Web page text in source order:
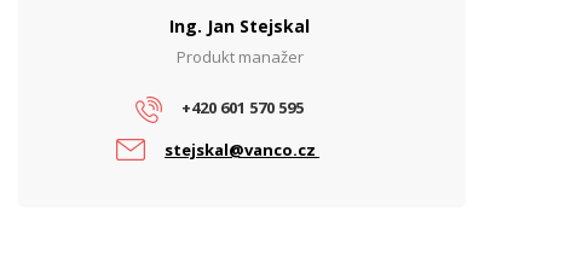
Ing. Jan Stejskal
Produkt manažer
+420 601 570 595
stejskal@vanco.cz